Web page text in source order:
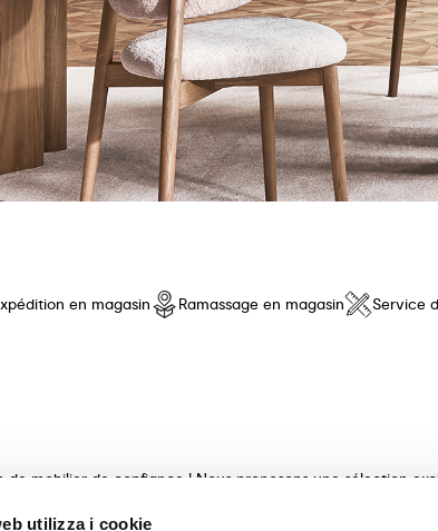
utilizza i cookie
en magasin Ramassage en magasin Service
mobilier de confiance ! Nous proposons une sélection
de haute qualité, au design innovant et au confort